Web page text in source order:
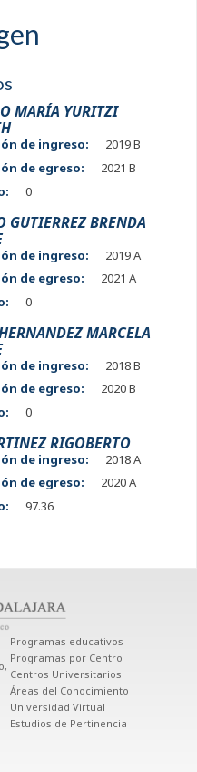
MARÍA YURITZI
de ingreso:
2019 B
de egreso:
2021 B
0
GUTIERREZ BRENDA
de ingreso:
2019 A
de egreso:
2021 A
0
MARCELA
de ingreso:
2018 B
de egreso:
2020 B
0
RIGOBERTO
de ingreso:
2018 A
de egreso:
2020 A
97.36
Programas educativos
Programas por Centro
Centros Universitarios
Áreas del Conocimiento
Universidad Virtual
Estudios de Pertinencia